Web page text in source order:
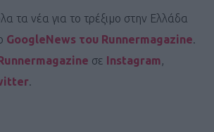
τα νέα για το τρέξιμο στην Ελλάδα
GoogleNews του Runnermagazine.
σε Instagram,
.